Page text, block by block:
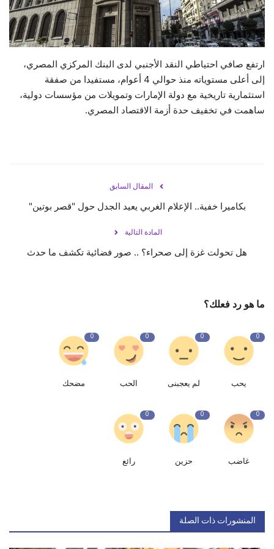
حياة
ارتفع صافي احتياطي النقد الأجنبي لدى البنك المركزي المصري،
إلى أعلى مستوياته منذ حوالي 4 أعوام، مستفيدا من صفقة
استثمارية تاريخية مع دولة الإمارات وتمويلات من مؤسسات دولية،
ساهمت في تخفيف حدة أزمة الاقتصاد المصري.
المقال السابق
بكاميرا خفية.. الإعلام الغربي يعيد الجدل حول "قصر بوتين"
المادة التالية
هل تحولت غزة إلى صحراء؟ .. صور فضائية تكشف ما حدث
ما هو رد فعلك؟
0
يحب
0
لم يعجبنى
0
الحب
0
مضحك
0
غاضب
0
حزين
0
رائع
المنشورات ذات الصلة